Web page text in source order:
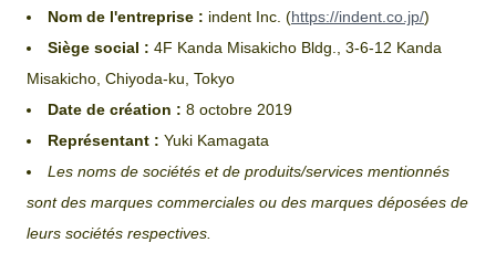
Nom de l'entreprise : indent Inc. (https://indent.co.jp/)
Siège social : 4F Kanda Misakicho Bldg., 3-6-12 Kanda
Misakicho, Chiyoda-ku, Tokyo
Date de création : 8 octobre 2019
Représentant : Yuki Kamagata
Les noms de sociétés et de produits/services mentionnés
sont des marques commerciales ou des marques déposées de
leurs sociétés respectives.